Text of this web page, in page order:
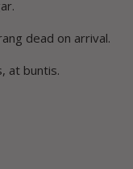
dead on arrival.
at buntis.